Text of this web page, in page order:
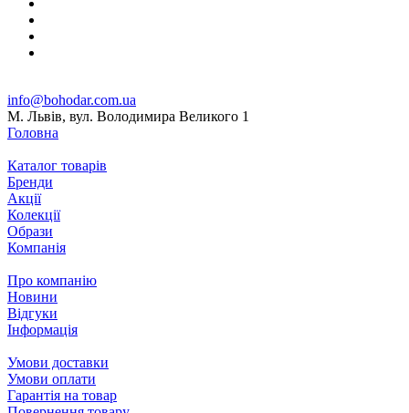
info@bohodar.com.ua
М. Львів, вул. Володимира Великого 1
Головна
Каталог товарів
Бренди
Акції
Колекції
Образи
Компанія
Про компанію
Новини
Відгуки
Інформація
Умови доставки
Умови оплати
Гарантія на товар